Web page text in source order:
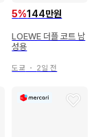
5%144만원
LOEWE 더플 코트 남
성용
도쿄 ・ 2일 전